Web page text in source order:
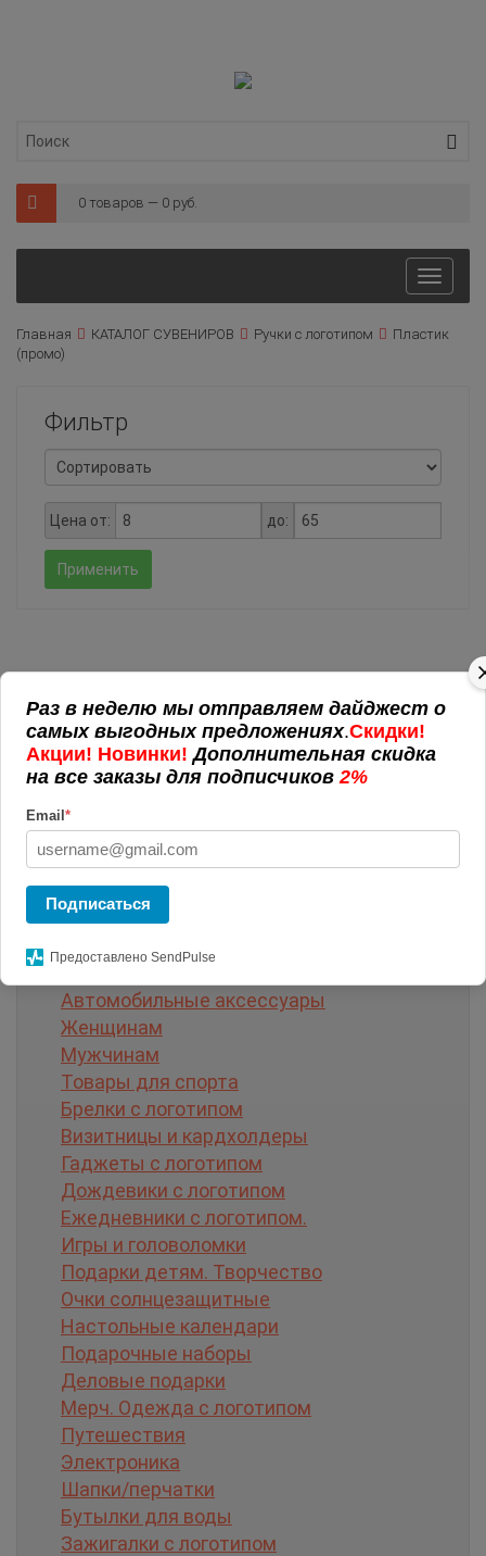
0 товаров — 0 руб.
Главная КАТАЛОГ СУВЕНИРОВ Ручки с логотипом
Пластик
(промо)
Фильтр
Цена от: до:
Применить
РЕКЛАМНАЯ ПРОДУКЦИЯ
Пакеты с логотипом
Антистрессы с логотипом
ЭКО-сувениры
POS материалы
Подарочная упаковка
Аромо подарки
Вязанные изделия
Автомобильные аксессуары
Женщинам
Мужчинам
Товары для спорта
Брелки с логотипом
Визитницы и кардхолдеры
Гаджеты с логотипом
Дождевики с логотипом
Ежедневники с логотипом.
Игры и головоломки
Подарки детям. Творчество
Очки солнцезащитные
Настольные календари
Подарочные наборы
Деловые подарки
Мерч. Одежда с логотипом
Путешествия
Электроника
Шапки/перчатки
Бутылки для воды
Зажигалки с логотипом
Раз в неделю мы отправляем дайджест о
самых выгодных предложениях.Скидки!
Акции! Новинки!Дополнительная скидка
на все заказы для подписчиков2%
Email *
Подписаться
Предоставлено SendPulse